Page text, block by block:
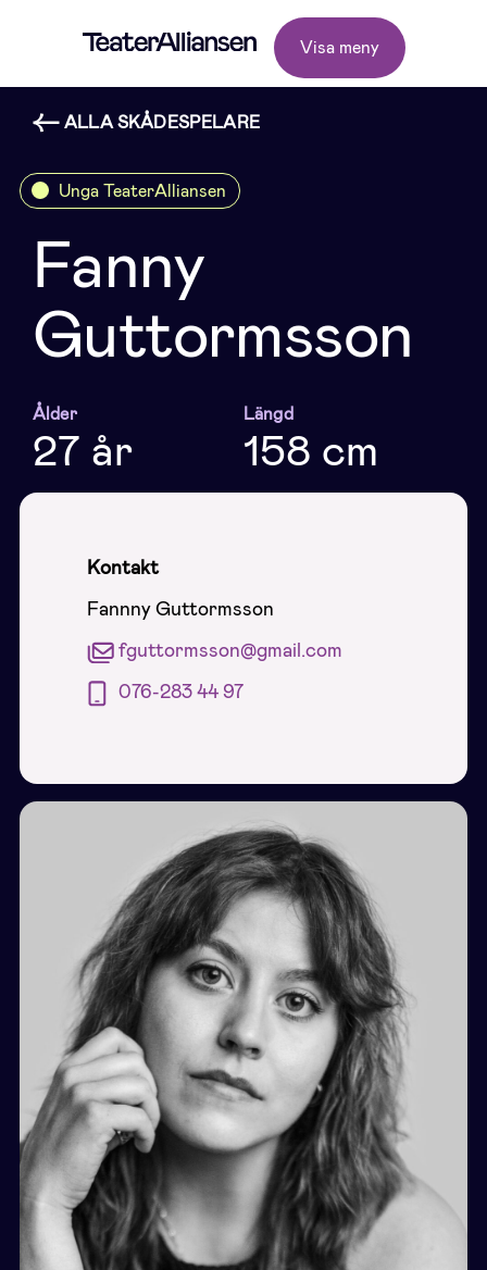
Visa meny
ALLA SKÅDESPELARE
Unga TeaterAlliansen
Fanny
Guttormsson
Ålder
27 år
Längd
158 cm
Kontakt
Fannny Guttormsson
fguttormsson@gmail.com
076-283 44 97